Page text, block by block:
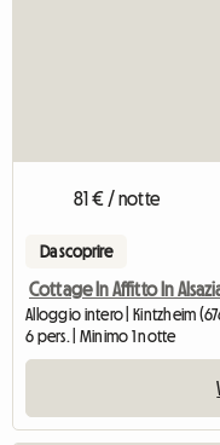
81 € / notte
Da scoprire
Cottage In Affitto In
Alloggio intero | Kintzheim
6 pers. | Minimo 1 notte